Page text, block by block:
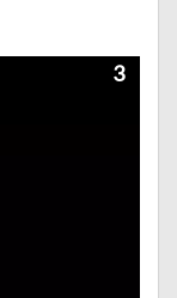
3